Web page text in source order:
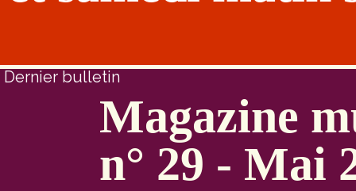
Dernier bulletin
Magazine
n° 29 - Mai